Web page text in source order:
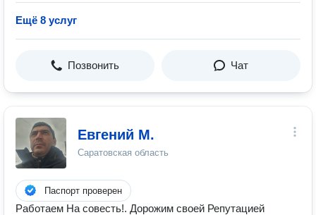
Ещё 8 услуг
Позвонить Чат
Евгений М.
Саратовская область
Паспорт проверен
Работаем На совесть!. Дорожим своей Репутацией